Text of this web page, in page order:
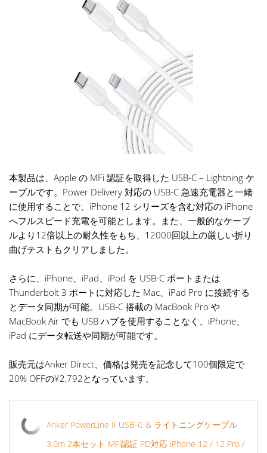
本製品は、Apple の MFi 認証を取得した USB-C – Lightning ケ
ーブルです。Power Delivery 対応の USB-C 急速充電器と一緒
に使用することで、iPhone 12 シリーズを含む対応の iPhone
へフルスピード充電を可能とします。また、一般的なケーブ
ルより12倍以上の耐久性をもち、12000回以上の厳しい折り
曲げテストもクリアしました。
さらに、iPhone、iPad、iPod を USB-C ポートまたは
Thunderbolt 3 ポートに対応した Mac、iPad Pro に接続する
とデータ同期が可能。USB-C 搭載の MacBook Pro や
MacBook Air でも USB ハブを使用することなく、iPhone、
iPad にデータ転送や同期が可能です。
販売元はAnker Direct、価格は発売を記念して100個限定で
20% OFFの¥2,792となっています。
Anker PowerLine II USB-C & ライトニングケーブル
3.0m 2本セット MFi認証 PD対応 iPhone 12 / 12 Pro /